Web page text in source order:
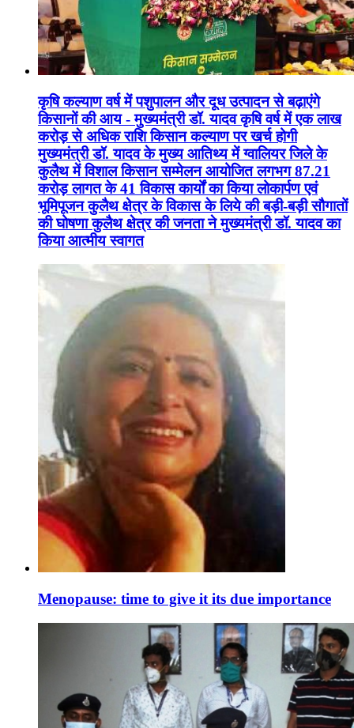
कृषि कल्याण वर्ष में पशुपालन और दूध उत्पादन से बढ़ाएंगे
किसानों की आय - मुख्यमंत्री डॉ. यादव कृषि वर्ष में एक लाख
करोड़ से अधिक राशि किसान कल्याण पर खर्च होगी
मुख्यमंत्री डॉ. यादव के मुख्य आतिथ्य में ग्वालियर जिले के
कुलैथ में विशाल किसान सम्मेलन आयोजित लगभग 87.21
करोड़ लागत के 41 विकास कार्यों का किया लोकार्पण एवं
भूमिपूजन कुलैथ क्षेत्र के विकास के लिये की बड़ी-बड़ी सौगातों
की घोषणा कुलैथ क्षेत्र की जनता ने मुख्यमंत्री डॉ. यादव का
किया आत्मीय स्वागत
Menopause: time to give it its due importance